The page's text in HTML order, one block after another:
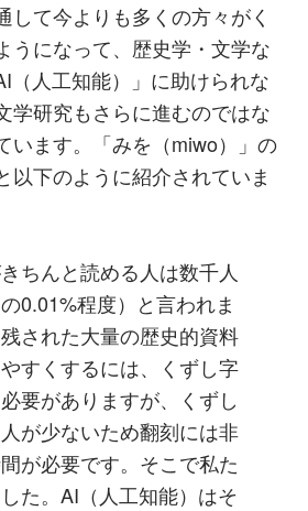
して今よりも多くの方々がく
うになって、歴史学・文学な
（人工知能）」に助けられな
学研究もさらに進むのではな
います。「みを（miwo）」の
以下のように紹介されていま
ちんと読める人は数千人
0.01%程度）と言われま
された大量の歴史的資料
すくするには、くずし字
要がありますが、くずし
が少ないため翻刻には非
が必要です。そこで私た
た。AI（人工知能）はそ